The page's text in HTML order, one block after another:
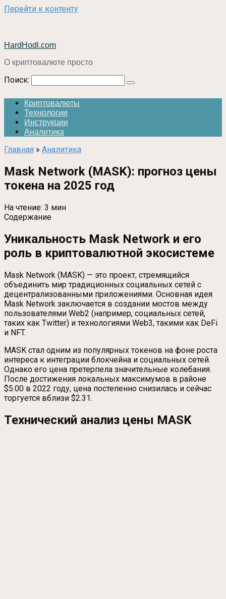
Перейти к контенту
HardHodl.com
О криптовалюте просто
Поиск:
Криптовалюты
Технологии
Инструкции
Аналитика
Главная » Аналитика
Mask Network (MASK): прогноз цены
токена на 2025 год
На чтение: 3 мин
Содержание
Уникальность Mask Network и его
роль в криптовалютной экосистеме
Mask Network (MASK) — это проект, стремящийся
объединить мир традиционных социальных сетей с
децентрализованными приложениями. Основная идея
Mask Network заключается в создании мостов между
пользователями Web2 (например, социальных сетей,
таких как Twitter) и технологиями Web3, такими как DeFi
и NFT.
MASK стал одним из популярных токенов на фоне роста
интереса к интеграции блокчейна и социальных сетей.
Однако его цена претерпела значительные колебания.
После достижения локальных максимумов в районе
$5.00 в 2022 году, цена постепенно снизилась и сейчас
торгуется вблизи $2.31.
Технический анализ цены MASK